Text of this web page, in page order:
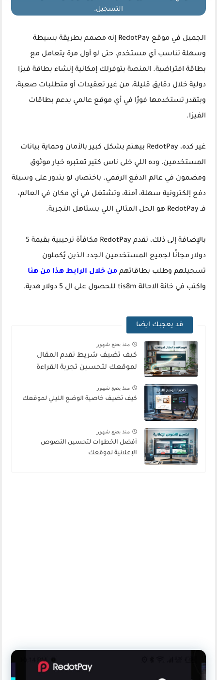
التسجيل.
الجميل في موقع RedotPay إنه مصمم بطريقة بسيطة
وسهلة تناسب أي مستخدم، حتى لو أول مرة يتعامل مع
بطاقة افتراضية. المنصة بتوفرلك إمكانية إنشاء بطاقة فيزا
دولية خلال دقايق قليلة، من غير تعقيدات أو متطلبات صعبة،
وبتقدر تستخدمها فورًا في أي موقع عالمي يدعم بطاقات
الفيزا.
غير كده، RedotPay بيهتم بشكل كبير بالأمان وحماية بيانات
المستخدمين، وده اللي خلى ناس كتير تعتبره خيار موثوق
ومضمون في عالم الدفع الرقمي. باختصار، لو بتدور على وسيلة
دفع إلكترونية سهلة، آمنة، وتشتغل في أي مكان في العالم،
فـ RedotPay هو الحل المثالي اللي يستاهل التجربة.
بالإضافة إلى ذلك، تقدم RedotPay مكافأة ترحيبية بقيمة 5
دولار مجانًا لجميع المستخدمين الجدد الذين يُكملون
تسجيلهم وطلب بطاقاتهم من خلال الرابط هذا من هنا
واكتب في خانة الاحالة tis8m للحصول على ال 5 دولار هدية.
قد يعجبك ايضا
منذ بضع شهور
كيف تضيف شريط تقدم المقال
لموقعك لتحسين تجربة القراءة
منذ بضع شهور
كيف تضيف خاصية الوضع الليلي لموقعك
منذ بضع شهور
أفضل الخطوات لتحسين النصوص
الإعلانية لموقعك